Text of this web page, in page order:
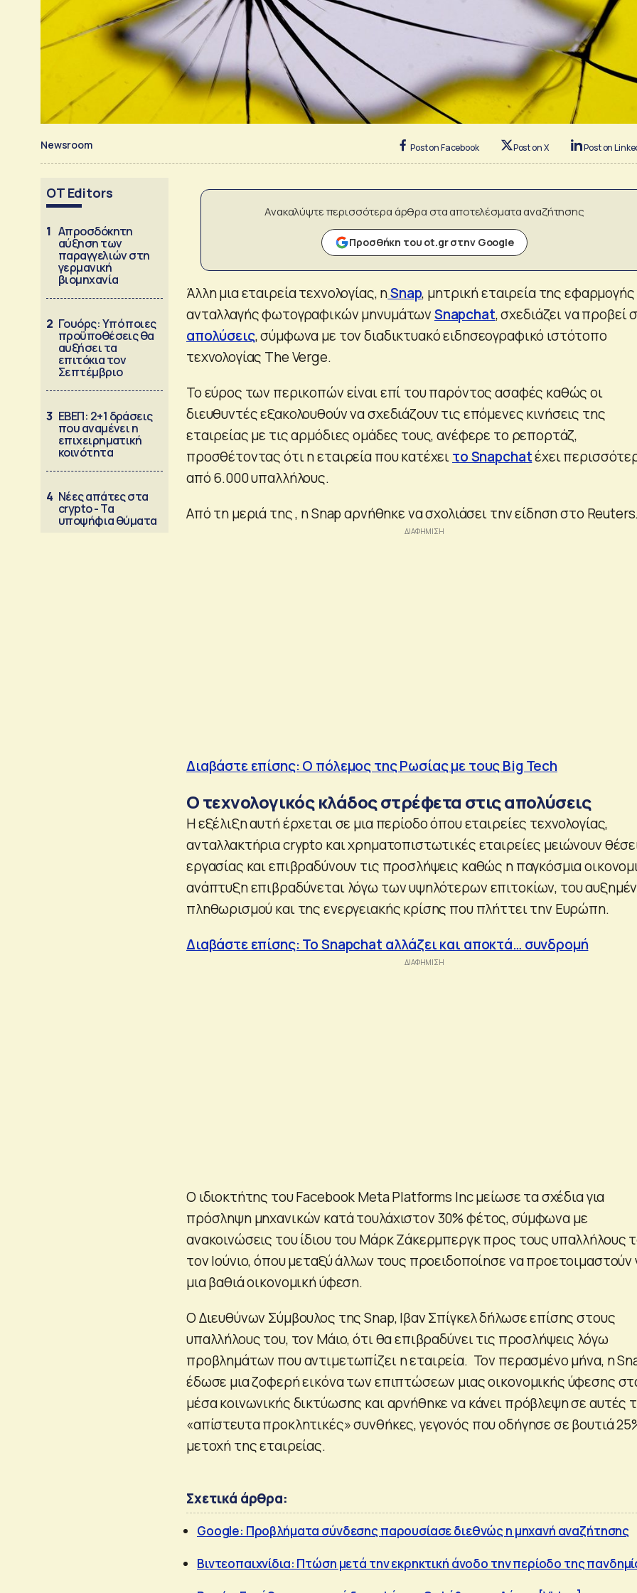
Newsroom Post on Facebook Post on X Post on
OT Editors
1 Απροσδόκητη
αύξηση των
παραγγελιών στη
γερμανική
βιομηχανία
2 Γουόρς: Υπό ποιες
προϋποθέσεις θα
αυξήσει τα
επιτόκια τον
Σεπτέμβριο
3 ΕΒΕΠ: 2+1 δράσεις
που αναμένει η
επιχειρηματική
κοινότητα
4 Νέες απάτες στα
crypto - Τα
υποψήφια θύματα
Ανακαλύψτε περισσότερα άρθρα στα αποτελέσματα αναζήτησης
Προσθήκη του ot.gr στην Google
Άλλη μια εταιρεία τεχνολογίας, ηSnap, μητρική εταιρεία της εφαρμογής
ανταλλαγής φωτογραφικών μηνυμάτωνSnapchat, σχεδιάζει να προβεί
απολύσεις, σύμφωνα με τον διαδικτυακό ειδησεογραφικό ιστότοπο
τεχνολογίας The Verge.
Το εύρος των περικοπών είναι επί του παρόντος ασαφές καθώς οι
διευθυντές εξακολουθούν να σχεδιάζουν τις επόμενες κινήσεις της
εταιρείας με τις αρμόδιες ομάδες τους, ανέφερε το ρεπορτάζ,
προσθέτοντας ότι η εταιρεία που κατέχειτο Snapchatέχει
από 6.000 υπαλλήλους.
Από τη μεριά της , η Snap αρνήθηκε να σχολιάσει την είδηση στο Reuters.
Διαβάστε επίσης: Ο πόλεμος της Ρωσίας με τους Big Tech
O τεχνολογικός κλάδος στρέφετα στις απολύσεις
Η εξέλιξη αυτή έρχεται σε μια περίοδο όπου εταιρείες τεχνολογίας,
ανταλλακτήρια crypto και χρηματοπιστωτικές εταιρείες μειώνουν
εργασίας και επιβραδύνουν τις προσλήψεις καθώς η παγκόσμια
ανάπτυξη επιβραδύνεται λόγω των υψηλότερων επιτοκίων, του
πληθωρισμού και της ενεργειακής κρίσης που πλήττει την Ευρώπη.
Διαβάστε επίσης: Το Snapchat αλλάζει και αποκτά… συνδρομή
Ο ιδιοκτήτης του Facebook Meta Platforms Inc μείωσε τα σχέδια για
πρόσληψη μηχανικών κατά τουλάχιστον 30% φέτος, σύμφωνα με
ανακοινώσεις του ίδιου του Μάρκ Ζάκερμπεργκ προς τους υπαλλήλους
τον Ιούνιο, όπου μεταξύ άλλων τους προειδοποίησε να προετοιμαστούν
μια βαθιά οικονομική ύφεση.
Ο Διευθύνων Σύμβουλος της Snap, Ιβαν Σπίγκελ δήλωσε επίσης στους
υπαλλήλους του, τον Μάιο, ότι θα επιβραδύνει τις προσλήψεις λόγω
προβλημάτων που αντιμετωπίζει η εταιρεία. Τον περασμένο μήνα, η
έδωσε μια ζοφερή εικόνα των επιπτώσεων μιας οικονομικής ύφεσης
μέσα κοινωνικής δικτύωσης και αρνήθηκε να κάνει πρόβλεψη σε αυτές
«απίστευτα προκλητικές» συνθήκες, γεγονός που οδήγησε σε βουτιά
μετοχή της εταιρείας.
Σχετικά άρθρα:
Google: Προβλήματα σύνδεσης παρουσίασε διεθνώς η μηχανή αναζήτησης
Βιντεοπαιχνίδια: Πτώση μετά την εκρηκτική άνοδο την περίοδο της